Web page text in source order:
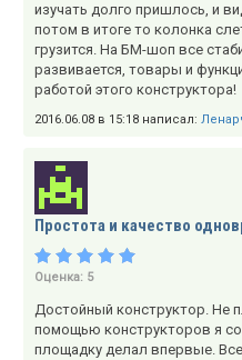
изучать долго пришлось, и
потом в итоге то колонка
грузится. На БМ-шоп все
развивается, товары и
работой этого конструктора!
2016.06.08 в 15:18 написал:
Простота и качество
Оценка: 5
Достойный конструктор. Не
помощью конструкторов я
площадку делал впервые.